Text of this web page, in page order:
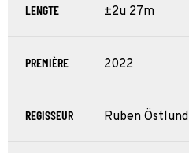
LENGTE ±2u 27m
PREMIÈRE 2022
REGISSEUR Ruben Östlund